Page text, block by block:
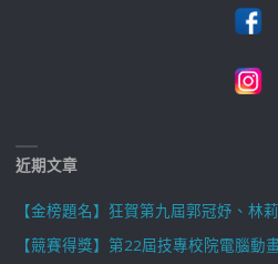
近期文章
【金榜題名】狂賀第九屆郭冠妤、林
【競賽得獎】第22屆技專校院電腦動